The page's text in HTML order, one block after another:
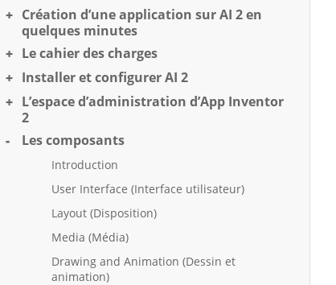
Création d’une application sur AI 2 en
quelques minutes
Le cahier des charges
Installer et configurer AI 2
L’espace d’administration d’App Inventor
2
Les composants
Introduction
User Interface (Interface utilisateur)
Layout (Disposition)
Media (Média)
Drawing and Animation (Dessin et
animation)